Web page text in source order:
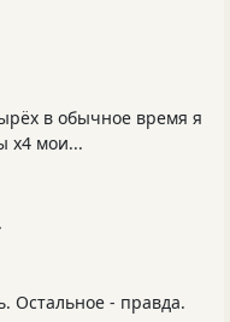
в обычное время я
х4 мои...
Остальное - правда.